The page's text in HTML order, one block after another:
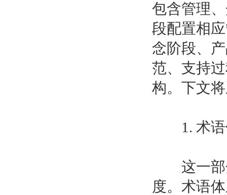
包含管理
段配置相
念阶段、
范、支持
构。下文
1. 术语
这一部分
度。术语